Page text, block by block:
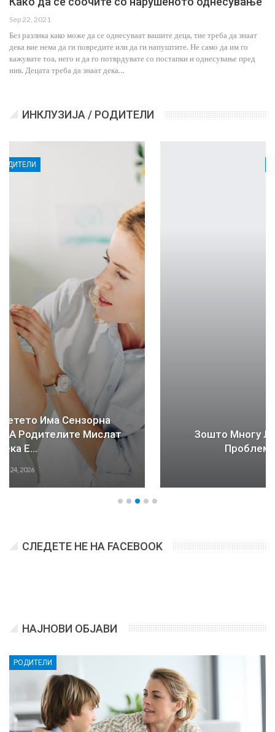
Sep 22, 2021
Без разлика како може да се однесуваат вашите деца, тие треба да знаат
дека вие нема да ги повредите или да ги напуштите. Не само да им го
кажувате тоа, него и да го потврдувате со постапки и однесување пред
нив. Децата треба да знаат дека…
ИНКЛУЗИЈА / РОДИТЕЛИ
РОДИТЕЛИ
Зошто Многу Лица Со Аутизам Имаат
Проблеми Со Спиењето?
СЛЕДЕТЕ НЕ НА FACEBOOK
НАЈНОВИ ОБЈАВИ
РОДИТЕЛИ